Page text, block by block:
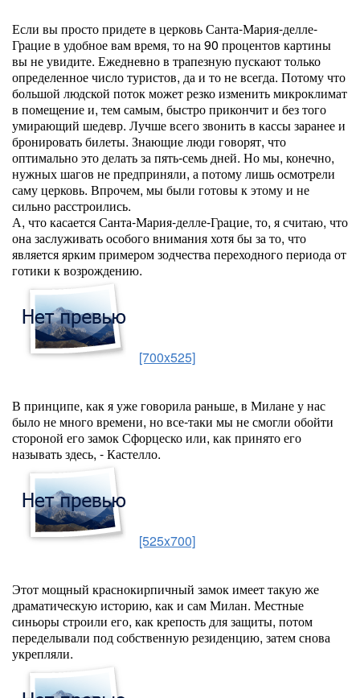
Если вы просто придете в церковь Санта-Мария-делле-
Грацие в удобное вам время, то на 90 процентов картины
вы не увидите. Ежедневно в трапезную пускают только
определенное число туристов, да и то не всегда. Потому что
большой людской поток может резко изменить микроклимат
в помещение и, тем самым, быстро прикончит и без того
умирающий шедевр. Лучше всего звонить в кассы заранее и
бронировать билеты. Знающие люди говорят, что
оптимально это делать за пять-семь дней. Но мы, конечно,
нужных шагов не предприняли, а потому лишь осмотрели
саму церковь. Впрочем, мы были готовы к этому и не
сильно расстроились.
А, что касается Санта-Мария-делле-Грацие, то, я считаю, что
она заслуживать особого внимания хотя бы за то, что
является ярким примером зодчества переходного периода от
готики к возрождению.
[700x525]
В принципе, как я уже говорила раньше, в Милане у нас
было не много времени, но все-таки мы не смогли обойти
стороной его замок Сфорцеско или, как принято его
называть здесь, - Кастелло.
[525x700]
Этот мощный краснокирпичный замок имеет такую же
драматическую историю, как и сам Милан. Местные
синьоры строили его, как крепость для защиты, потом
переделывали под собственную резиденцию, затем снова
укрепляли.